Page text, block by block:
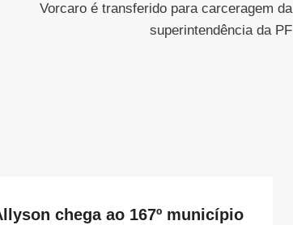
Vorcaro é transferido para carceragem da
superintendência da PF
chega ao 167º município